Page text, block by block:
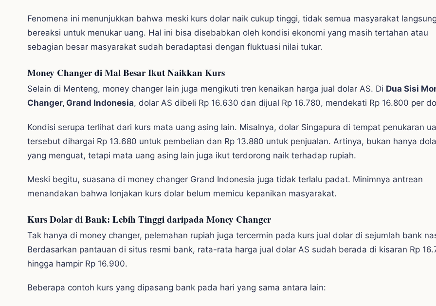
Fenomena ini menunjukkan bahwa meski kurs dolar naik cukup tinggi, tidak semua masyarakat langsung
bereaksi untuk menukar uang. Hal ini bisa disebabkan oleh kondisi ekonomi yang masih tertahan atau
sebagian besar masyarakat sudah beradaptasi dengan fluktuasi nilai tukar.
Money Changer di Mal Besar Ikut Naikkan Kurs
Selain di Menteng, money changer lain juga mengikuti tren kenaikan harga jual dolar AS. Di Dua Sisi
Changer, Grand Indonesia, dolar AS dibeli Rp 16.630 dan dijual Rp 16.780, mendekati Rp 16.800 per
Kondisi serupa terlihat dari kurs mata uang asing lain. Misalnya, dolar Singapura di tempat penukaran
tersebut dihargai Rp 13.680 untuk pembelian dan Rp 13.880 untuk penjualan. Artinya, bukan hanya
yang menguat, tetapi mata uang asing lain juga ikut terdorong naik terhadap rupiah.
Meski begitu, suasana di money changer Grand Indonesia juga tidak terlalu padat. Minimnya antrean
menandakan bahwa lonjakan kurs dolar belum memicu kepanikan masyarakat.
Kurs Dolar di Bank: Lebih Tinggi daripada Money Changer
Tak hanya di money changer, pelemahan rupiah juga tercermin pada kurs jual dolar di sejumlah bank
Berdasarkan pantauan di situs resmi bank, rata-rata harga jual dolar AS sudah berada di kisaran Rp
hingga hampir Rp 16.900.
Beberapa contoh kurs yang dipasang bank pada hari yang sama antara lain: